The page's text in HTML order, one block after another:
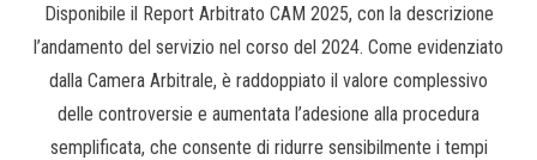
Disponibile il Report Arbitrato CAM 2025, con la descrizione
l’andamento del servizio nel corso del 2024. Come evidenziato
dalla Camera Arbitrale, è raddoppiato il valore complessivo
delle controversie e aumentata l’adesione alla procedura
semplificata, che consente di ridurre sensibilmente i tempi